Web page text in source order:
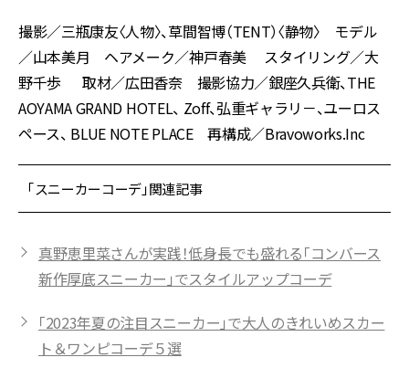
撮影／三瓶康友〈人物〉、草間智博（TENT）〈静物〉 モデル
／山本美月 ヘアメーク／神戸春美 スタイリング／大
野千歩 取材／広田香奈 撮影協力／銀座久兵衛、THE
AOYAMA GRAND HOTEL、 Zoff、弘重ギャラリ－、ユーロス
ペース、 BLUE NOTE PLACE 再構成／Bravoworks.Inc
「スニーカーコーデ」関連記事
真野恵里菜さんが実践！低身長でも盛れる「コンバース
新作厚底スニーカー」でスタイルアップコーデ
「2023年夏の注目スニーカー」で大人のきれいめスカー
ト＆ワンピコーデ５選